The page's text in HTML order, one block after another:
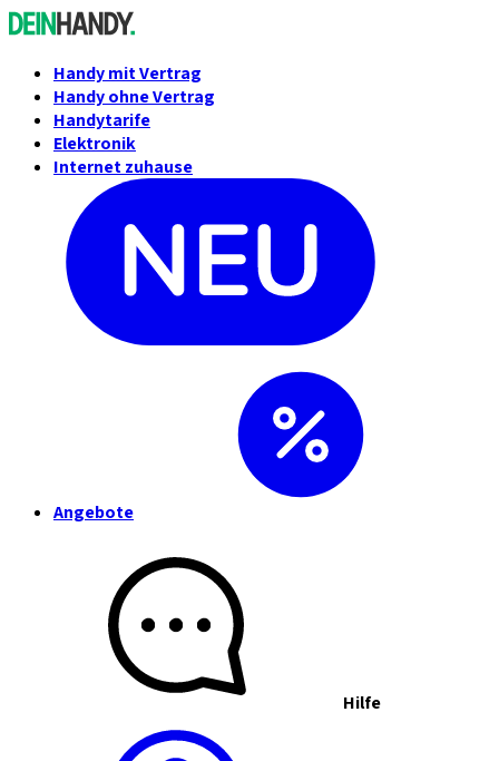
Handy mit Vertrag
Handy ohne Vertrag
Handytarife
Elektronik
Internet zuhause
Angebote
Hilfe